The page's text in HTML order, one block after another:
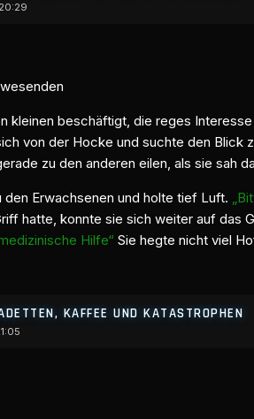
kleinen beschäftigt, die reges
von der Hocke und suchte den Blick
zu den anderen eilen, als sie sah
Erwachsenen und holte tief Luft.
hatte, konnte sie sich weiter auf das
Hilfe“ Sie hegte nicht viel
KAFFEE UND KATASTROPHEN